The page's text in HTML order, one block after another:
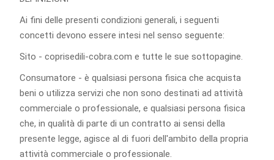
Ai fini delle presenti condizioni generali, i seguenti
concetti devono essere intesi nel senso seguente:
Sito - coprisedili-cobra.com e tutte le sue sottopagine.
Consumatore - è qualsiasi persona fisica che acquista
beni o utilizza servizi che non sono destinati ad attività
commerciale o professionale, e qualsiasi persona fisica
che, in qualità di parte di un contratto ai sensi della
presente legge, agisce al di fuori dell'ambito della propria
attività commerciale o professionale.